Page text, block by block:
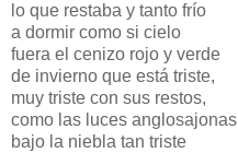
lo que restaba y tanto frío
a dormir como si cielo
fuera el cenizo rojo y verde
de invierno que está triste,
muy triste con sus restos,
como las luces anglosajonas
bajo la niebla tan triste